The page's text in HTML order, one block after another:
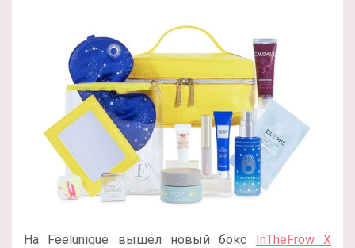
На Feelunique вышел новый бокс InTheFrow X